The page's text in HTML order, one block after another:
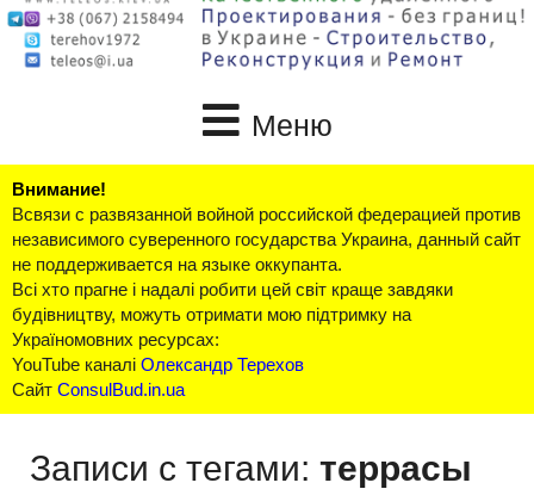
Меню
Внимание!
Всвязи с развязанной войной российской федерацией против
независимого суверенного государства Украина, данный сайт
не поддерживается на языке оккупанта.
Всі хто прагне і надалі робити цей світ краще завдяки
будівництву, можуть отримати мою підтримку на
Україномовних ресурсах:
YouTube каналі Олександр Терехов
Сайт ConsulBud.in.ua
Записи с тегами: террасы